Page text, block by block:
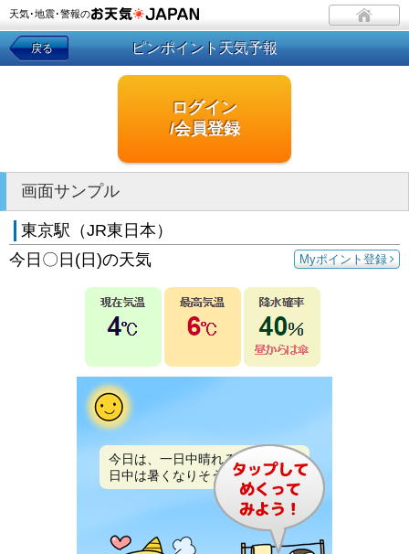
天気･地震･警報の
戻る ピンポイント天気予報
ログイン
/会員登録
画面サンプル
東京駅（JR東日本）
Myポイント登録
今日〇日(日)の天気
今日は、一日中晴れるでしょう。
日中は暑くなりそうです。